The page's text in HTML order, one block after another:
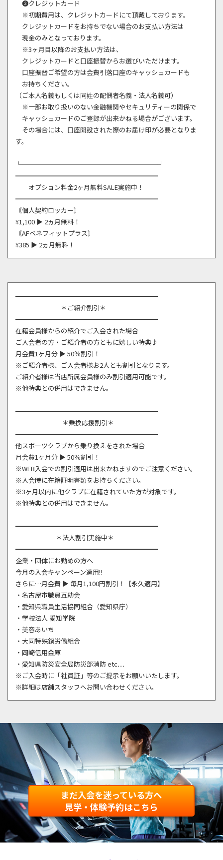
❷クレジットカード
※初期費用は、クレジットカードにて頂戴しております。
クレジットカードをお持ちでない場合のお支払い方法は
現金のみとなっております。
※3ヶ月目以降のお支払い方法は、
クレジットカードと口座振替からお選びいただけます。
口座振替ご希望の方は会費引落口座のキャッシュカードも
お持ちください。
（ご本人名義もしくは同姓の配偶者名義・法人名義可）
※一部お取り扱いのない金融機関やセキュリティーの関係で
キャッシュカードのご登録が出来かねる場合がございます。
その場合には、口座開設された際のお届け印が必要となりま
す。
└─────────────────────┘
━━━━━━━━━━━━━━━━━━━━━━
オプション料金2ヶ月無料SALE実施中！
━━━━━━━━━━━━━━━━━━━━━━
〘個人契約ロッカー〙
¥1,100 ▶ 2ヵ月無料！
〘AFベネフィットプラス〙
¥385 ▶ 2ヵ月無料！
━━━━━━━━━━━━━━━━━━━━━━
＊ご紹介割引＊
━━━━━━━━━━━━━━━━━━━━━━
在籍会員様からの紹介でご入会された場合
ご入会者の方・ご紹介者の方ともに嬉しい特典♪
月会費1ヶ月分 ▶ 50％割引！
※ご紹介者様、ご入会者様お2人とも割引となります。
ご紹介者様は当店所属会員様のみ割引適用可能です。
※他特典との併用はできません。
━━━━━━━━━━━━━━━━━━━━━━
＊乗換応援割引＊
━━━━━━━━━━━━━━━━━━━━━━
他スポーツクラブから乗り換えをされた場合
月会費1ヶ月分 ▶ 50％割引！
※WEB入会での割引適用は出来かねますのでご注意ください。
※入会時に在籍証明書類をお持ちください。
※3ヶ月以内に他クラブに在籍されていた方が対象です。
※他特典との併用はできません。
━━━━━━━━━━━━━━━━━━━━━━
＊法人割引実施中＊
━━━━━━━━━━━━━━━━━━━━━━
企業・団体にお勤めの方へ
今月の入会キャンペーン適用!!
さらに…月会費 ▶ 毎月1,100円割引！【永久適用】
・名古屋市職員互助会
・愛知県職員生活協同組合（愛知県庁）
・学校法人 愛知学院
・美容あいち
・大同特殊鋼労働組合
・岡崎信用金庫
・愛知県防災安全局防災部消防 etc…
※ご入会時に「社員証」等のご提示をお願いいたします。
※詳細は店舗スタッフへお問い合わせください。
まだ入会を迷っている方へ
見学・体験予約はこちら